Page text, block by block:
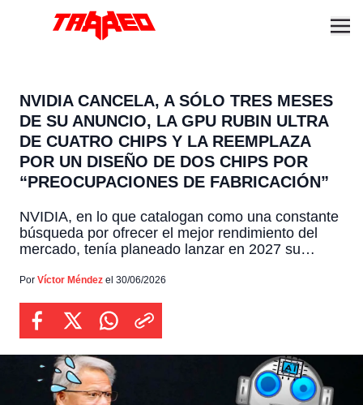
NVIDIA CANCELA, A SÓLO TRES MESES
DE SU ANUNCIO, LA GPU RUBIN ULTRA
DE CUATRO CHIPS Y LA REEMPLAZA
POR UN DISEÑO DE DOS CHIPS POR
“PREOCUPACIONES DE FABRICACIÓN”
NVIDIA, en lo que catalogan como una constante
búsqueda por ofrecer el mejor rendimiento del
mercado, tenía planeado lanzar en 2027 su
cuatro potentes procesadores internos. Pero, en
del sector tecnológico, todo indica que las cosas
no salieron como […]
Por Víctor Méndez el 30/06/2026